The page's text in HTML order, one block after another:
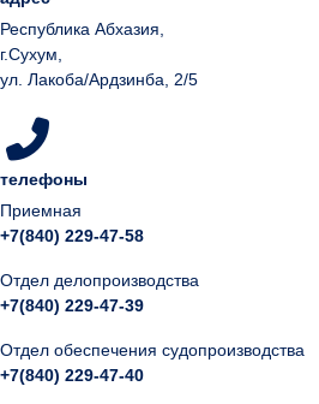
Республика Абхазия,
г.Сухум,
ул. Лакоба/Ардзинба, 2/5
телефоны
Приемная
+7(840) 229-47-58
Отдел делопроизводства
+7(840) 229-47-39
Отдел обеспечения судопроизводства
+7(840) 229-47-40